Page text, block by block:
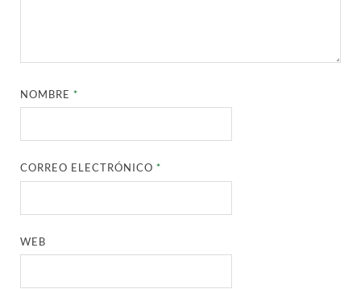
NOMBRE*
CORREO ELECTRÓNICO*
WEB